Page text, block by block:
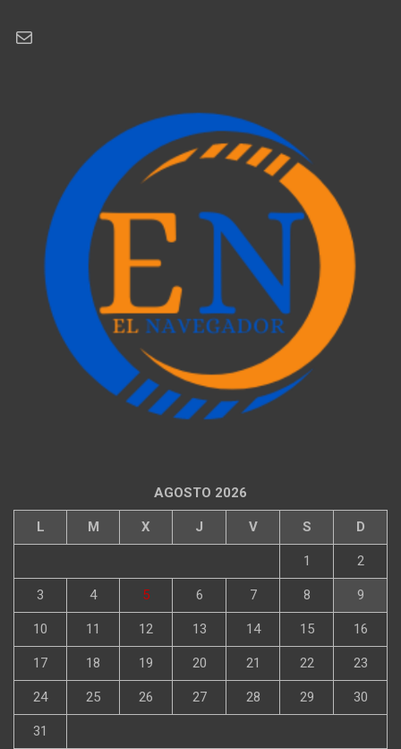
Correo electrónico
AGOSTO 2026
L M X J V S D
1 2
3 4 5 6 7 8 9
10 11 12 13 14 15 16
17 18 19 20 21 22 23
24 25 26 27 28 29 30
31